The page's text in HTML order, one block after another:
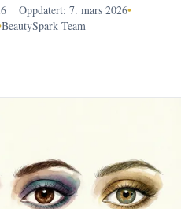
Oppdatert: 7. mars 2026•
BeautySpark Team